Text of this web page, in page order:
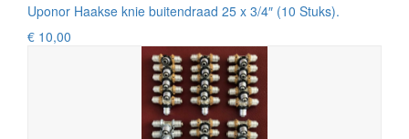
Uponor Haakse knie buitendraad 25 x 3/4″ (10 Stuks).
€ 10,00